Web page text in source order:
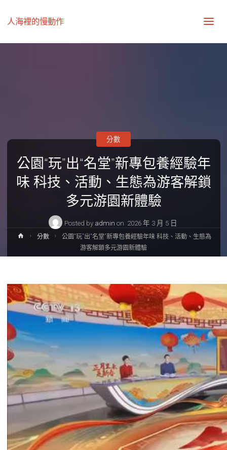
人海裡的慢動作
公園“玩”出“名堂”新專包養經驗年
味 科技、活動、生態為游客解鎖
多元游園新體驗
Posted by admin on 2026 年 3 月 5 日
分數
Home分數
公園“玩”出“名堂”新專包養經驗年味 科技、活動、生態為
游客解鎖多元游園新體驗